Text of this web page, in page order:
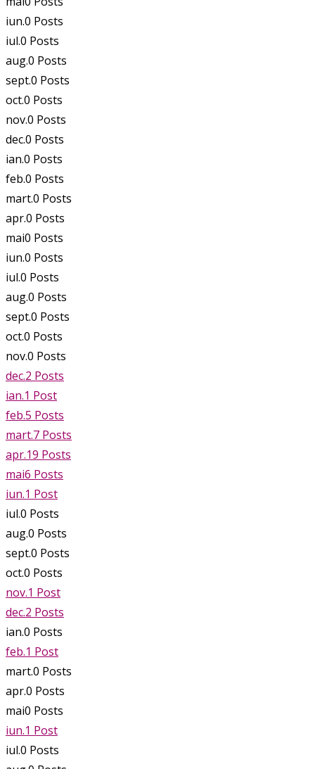
iun.0 Posts
iul.0 Posts
aug.0 Posts
sept.0 Posts
oct.0 Posts
nov.0 Posts
dec.0 Posts
ian.0 Posts
feb.0 Posts
mart.0 Posts
apr.0 Posts
mai0 Posts
iun.0 Posts
iul.0 Posts
aug.0 Posts
sept.0 Posts
oct.0 Posts
nov.0 Posts
dec.2 Posts
ian.1 Post
feb.5 Posts
mart.7 Posts
apr.19 Posts
mai6 Posts
iun.1 Post
iul.0 Posts
aug.0 Posts
sept.0 Posts
oct.0 Posts
nov.1 Post
dec.2 Posts
ian.0 Posts
feb.1 Post
mart.0 Posts
apr.0 Posts
mai0 Posts
iun.1 Post
iul.0 Posts